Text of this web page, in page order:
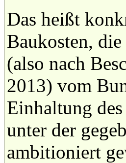
Das heißt
Baukosten,
(also nach
2013) vom
Einhaltung
unter der
ambitioniert